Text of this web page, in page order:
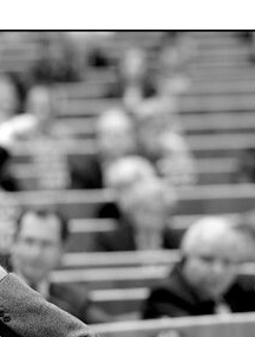
les inconvénients des